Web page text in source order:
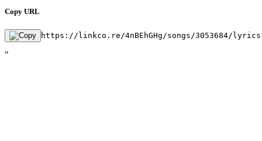
Copy URL
https://linkco.re/4nBEhGHg/songs/3053684/
"